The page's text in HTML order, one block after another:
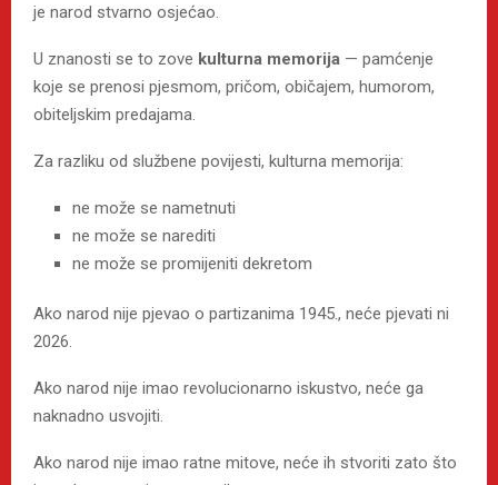
je narod stvarno osjećao.
U znanosti se to zove kulturna memorija — pamćenje
koje se prenosi pjesmom, pričom, običajem, humorom,
obiteljskim predajama.
Za razliku od službene povijesti, kulturna memorija:
ne može se nametnuti
ne može se narediti
ne može se promijeniti dekretom
Ako narod nije pjevao o partizanima 1945., neće pjevati ni
2026.
Ako narod nije imao revolucionarno iskustvo, neće ga
naknadno usvojiti.
Ako narod nije imao ratne mitove, neće ih stvoriti zato što